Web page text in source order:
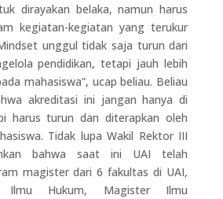
dirayakan belaka, namun harus
kegiatan-kegiatan yang terukur
unggul tidak saja turun dari
pendidikan, tetapi jauh lebih
mahasiswa”, ucap beliau. Beliau
akreditasi ini jangan hanya di
harus turun dan diterapkan oleh
Tidak lupa Wakil Rektor III
bahwa saat ini UAI telah
magister dari 6 fakultas di UAI,
Ilmu Hukum, Magister Ilmu